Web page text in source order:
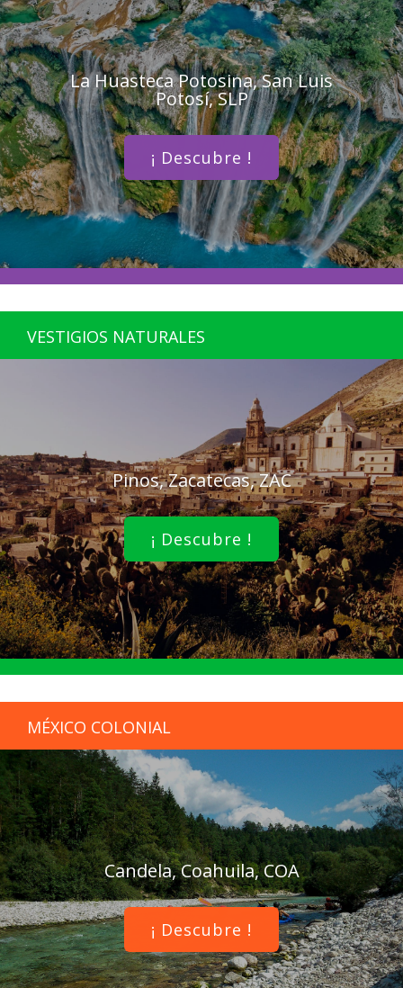
La Huasteca Potosina, San Luis
Potosí, SLP
¡ Descubre !
VESTIGIOS NATURALES
Pinos, Zacatecas, ZAC
¡ Descubre !
MÉXICO COLONIAL
Candela, Coahuila, COA
¡ Descubre !